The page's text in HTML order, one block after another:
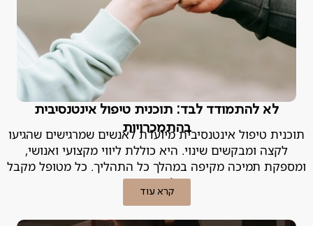
לא להתמודד לבד: תוכנית טיפול אינטנסיבית
בהתמכרויות
תוכנית טיפול אינטנסיבית מיועדת לאנשים שמרגישים שהגיעו
לקצה ומבקשים שינוי. היא כוללת ליווי מקצועי ואנושי,
ומספקת תמיכה מקיפה במהלך כל התהליך. כל מטופל מקבל
מעטפת טיפולית מותאמת אישית.
קרא עוד